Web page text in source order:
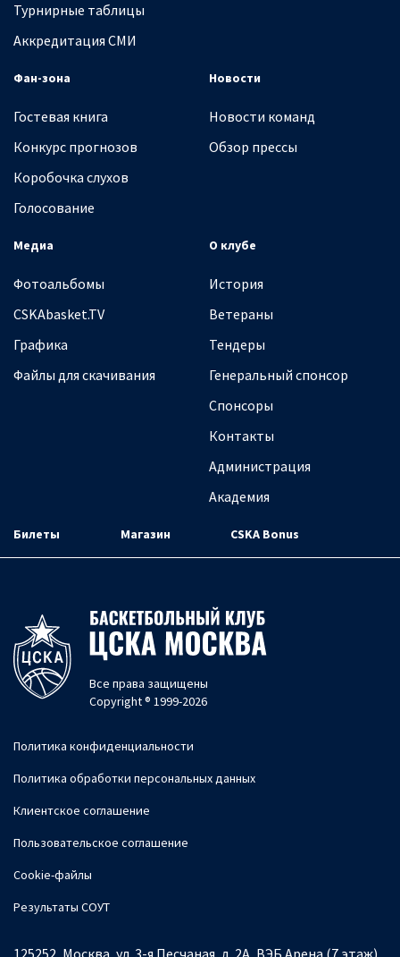
Турнирные таблицы
Аккредитация СМИ
Фан-зона
Гостевая книга
Конкурс прогнозов
Коробочка слухов
Голосование
Новости
Новости команд
Обзор прессы
Медиа
Фотоальбомы
CSKAbasket.TV
Графика
Файлы для скачивания
О клубе
История
Ветераны
Тендеры
Генеральный спонсор
Спонсоры
Контакты
Администрация
Академия
Билеты Магазин CSKA Bonus
Все права защищены
Copyright ® 1999-2026
Политика конфиденциальности
Политика обработки персональных данных
Клиентское соглашение
Пользовательское соглашение
Cookie-файлы
Результаты СОУТ
125252, Москва, ул. 3-я Песчаная, д. 2А, ВЭБ Арена (7 этаж)